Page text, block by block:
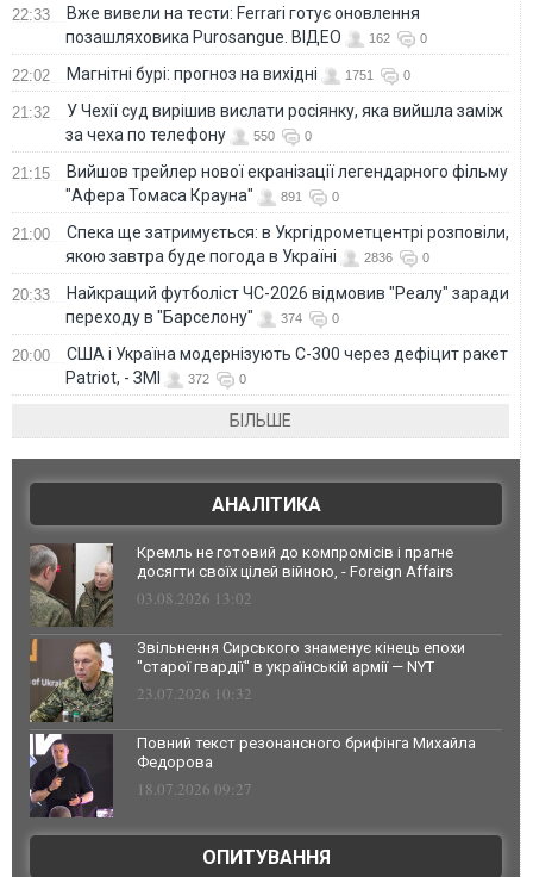
22:33
Вже вивели на тести: Ferrari готує оновлення
позашляховика Purosangue. ВІДЕО
162 0
22:02 Магнітні бурі: прогноз на вихідні 1751 0
21:32
У Чехії суд вирішив вислати росіянку, яка вийшла заміж
за чеха по телефону
550 0
21:15
Вийшов трейлер нової екранізації легендарного фільму
"Афера Томаса Крауна"
891 0
21:00
Спека ще затримується: в Укргідрометцентрі розповіли,
якою завтра буде погода в Україні
2836 0
20:33
Найкращий футболіст ЧС-2026 відмовив "Реалу" заради
переходу в "Барселону"
374 0
20:00
США і Україна модернізують С-300 через дефіцит ракет
Patriot, - ЗМІ
372 0
БІЛЬШЕ
АНАЛІТИКА
Кремль не готовий до компромісів і прагне
досягти своїх цілей війною, - Foreign Affairs
03.08.2026 13:02
Звільнення Сирського знаменує кінець епохи
"старої гвардії" в українській армії — NYT
23.07.2026 10:32
Повний текст резонансного брифінга Михайла
Федорова
18.07.2026 09:27
ОПИТУВАННЯ